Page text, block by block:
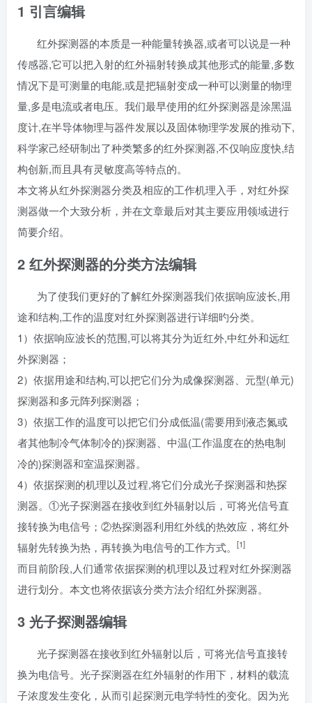
1 引言编辑
红外探测器的本质是一种能量转换器,或者可以说是一种
传感器,它可以把入射的红外福射转换成其他形式的能量,多数
情况下是可测量的电能,或是把辐射变成一种可以测量的物理
量,多是电流或者电压。我们最早使用的红外探测器是涂黑温
度计,在半导体物理与器件发展以及固体物理学发展的推动下,
科学家己经研制出了种类繁多的红外探测器,不仅响应度快,结
构创新,而且具有灵敏度高等特点的。
本文将从红外探测器分类及相应的工作机理入手，对红外探
测器做一个大致分析，并在文章最后对其主要应用领域进行
简要介绍。
2 红外探测器的分类方法编辑
为了使我们更好的了解红外探测器我们依据响应波长,用
途和结构,工作的温度对红外探测器进行详细旳分类。
1）依据响应波长的范围,可以将其分为近红外,中红外和远红
外探测器；
2）依据用途和结构,可以把它们分为成像探测器、元型(单元)
探测器和多元阵列探测器；
3）依据工作的温度可以把它们分成低温(需要用到液态氮或
者其他制冷气体制冷的)探测器、中温(工作温度在的热电制
冷的)探测器和室温探测器。
4）依据探测的机理以及过程,将它们分成光子探测器和热探
测器。①光子探测器在接收到红外辐射以后，可将光信号直
接转换为电信号；②热探测器利用红外线的热效应，将红外
辐射先转换为热，再转换为电信号的工作方式。
[1]
而目前阶段,人们通常依据探测的机理以及过程对红外探测器
进行划分。本文也将依据该分类方法介绍红外探测器。
3 光子探测器编辑
光子探测器在接收到红外辐射以后，可将光信号直接转
换为电信号。光子探测器在红外辐射的作用下，材料的载流
子浓度发生变化，从而引起探测元电学特性的变化。因为光